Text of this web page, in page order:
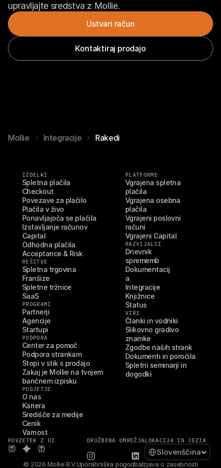
upravljajte sredstva z Mollie.
Ustvari račun
Kontaktiraj prodajo
Mollie Integracije Rakedi
IZDELKI
Spletna plačila
Checkout
Povezave za plačilo
Plačila v živo
Ponavljajoča se plačila
Izstavljanje računov
Capital
Odhodna plačila
Acceptance & Risk
REŠITVE
Spletna trgovina
Franšize
Spletne tržnice
SaaS
PROGRAMI
Partnerji
Agencije
Startupi
PODPORA
Center za pomoč
Podpora strankam
Stopi v stik s prodajo
Zakaj je Mollie na tvojem
bančnem izpisku
PODJETJE
O nas
Kariera
Središče za medije
Cenik
Varnost
PLATFORME
Vgrajena spletna
plačila
Vgrajena osebna
plačila
Vgrajeni poslovni
računi
Vgrajeni Capital
RAZVIJALCI
Dnevnik
sprememb
Dokumentacij
a
Integracije
Knjižnice
Status
VIRI
Članki in vodniki
Slikovno gradivo
znamke
Zgodbe naših strank
Dokumenti in poročila
Spletni seminarji in
dogodki
POVZETEK Z UI DRUŽBENA OMREŽJALOKACIJA IN JEZIK
Select Language
Slovenščina
© 2026 Mollie B.V.Uporabniška pogodbaIzjava o zasebnosti